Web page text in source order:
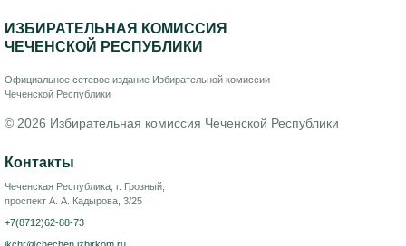
ИЗБИРАТЕЛЬНАЯ КОМИССИЯ
ЧЕЧЕНСКОЙ РЕСПУБЛИКИ
Официальное сетевое издание Избирательной комиссии
Чеченской Республики
© 2026 Избирательная комиссия Чеченской Республики
Контакты
Чеченская Республика, г. Грозный,
проспект А. А. Кадырова, 3/25
+7(8712)62-88-73